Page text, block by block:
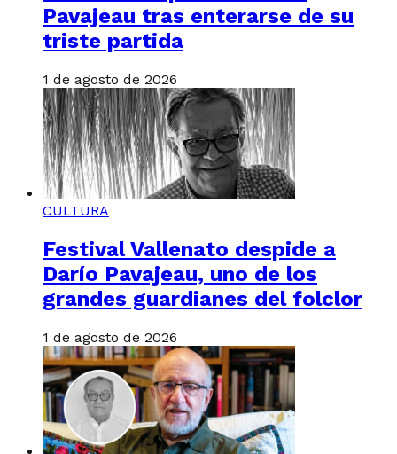
Pavajeau tras enterarse de su
triste partida
1 de agosto de 2026
CULTURA
Festival Vallenato despide a
Darío Pavajeau, uno de los
grandes guardianes del folclor
1 de agosto de 2026